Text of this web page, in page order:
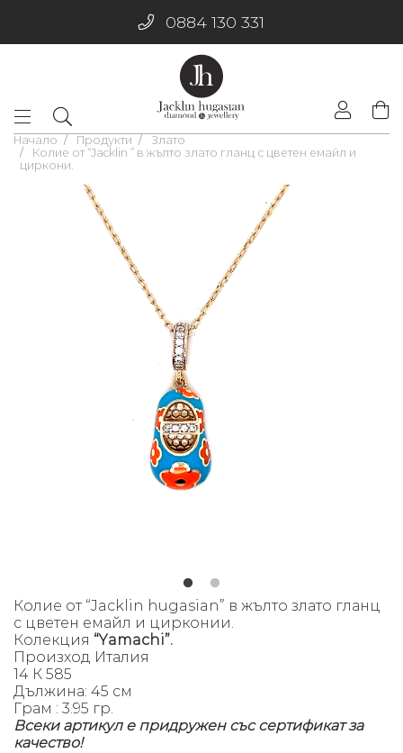
0884 130 331
Начало Продукти
Злато
Колие от “Jacklin ” в жълто злато гланц с цветен емайл и
циркони.
Колие от “Jacklin hugasian” в жълто злато гланц
с цветен емайл и цирконии.
Колекция “Yamachi”.
Произход Италия
14 К 585
Дължина: 45 см
Грам : 3.95 гр.
Всеки артикул е придружен със сертификат за
качество!